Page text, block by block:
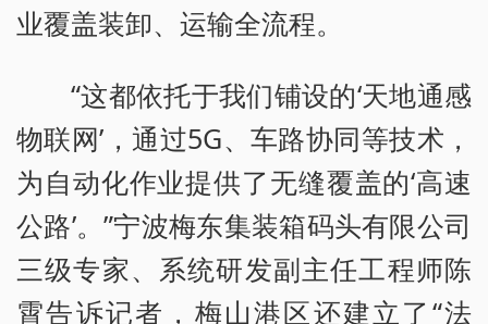
业覆盖装卸、运输全流程。
“这都依托于我们铺设的‘天地通感
物联网’，通过5G、车路协同等技术，
为自动化作业提供了无缝覆盖的‘高速
公路’。”宁波梅东集装箱码头有限公司
三级专家、系统研发副主任工程师陈
霄告诉记者，梅山港区还建立了“法